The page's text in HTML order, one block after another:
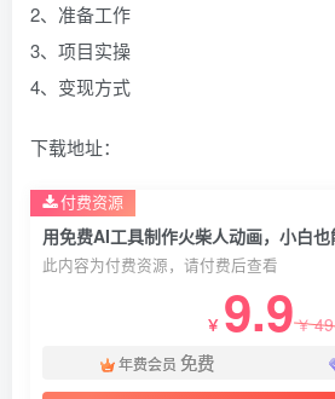
2、准备工作
3、项目实操
4、变现方式
下载地址：
此内容为付费资源，请付费后查看
￥ 9.9￥49
年费会员 免费
付费资源